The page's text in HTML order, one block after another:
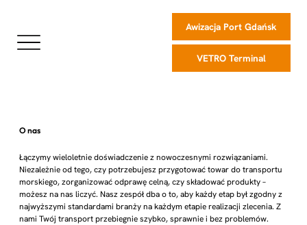
Awizacja Port Gdańsk
VETRO Terminal
O nas
Łączymy wieloletnie doświadczenie z nowoczesnymi rozwiązaniami.
Niezależnie od tego, czy potrzebujesz przygotować towar do transportu
morskiego, zorganizować odprawę celną, czy składować produkty –
możesz na nas liczyć. Nasz zespół dba o to, aby każdy etap był zgodny z
najwyższymi standardami branży na każdym etapie realizacji zlecenia. Z
nami Twój transport przebiegnie szybko, sprawnie i bez problemów.